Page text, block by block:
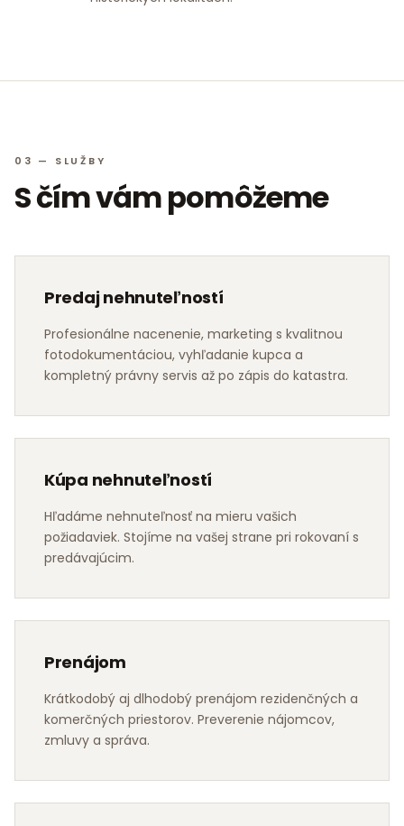
03 — SLUŽBY
S čím vám pomôžeme
Predaj nehnuteľností
Profesionálne nacenenie, marketing s kvalitnou
fotodokumentáciou, vyhľadanie kupca a
kompletný právny servis až po zápis do katastra.
Kúpa nehnuteľností
Hľadáme nehnuteľnosť na mieru vašich
požiadaviek. Stojíme na vašej strane pri rokovaní s
predávajúcim.
Prenájom
Krátkodobý aj dlhodobý prenájom rezidenčných a
komerčných priestorov. Preverenie nájomcov,
zmluvy a správa.